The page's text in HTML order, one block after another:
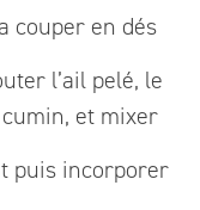
couper en dés
l’ail pelé, le
et mixer
puis incorporer